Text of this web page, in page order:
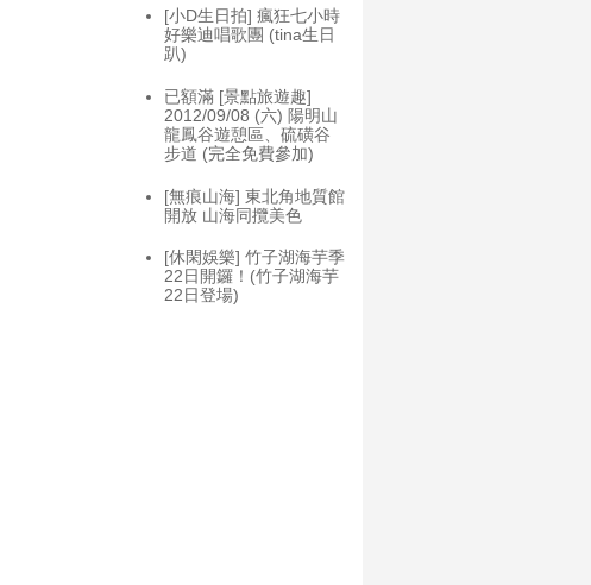
[小D生日拍] 瘋狂七小時
好樂迪唱歌團 (tina生日
趴)
已額滿 [景點旅遊趣]
2012/09/08 (六) 陽明山
龍鳳谷遊憩區、硫磺谷
步道 (完全免費參加)
[無痕山海] 東北角地質館
開放 山海同攬美色
[休閑娛樂] 竹子湖海芋季
22日開鑼！(竹子湖海芋
22日登場)